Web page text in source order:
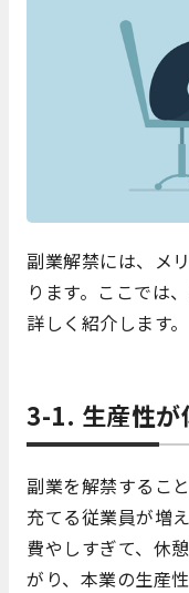
副業解禁には、メ
ります。ここでは
詳しく紹介します。
3-1. 生産性が
副業を解禁するこ
充てる従業員が増
費やしすぎて、休
がり、本業の生産